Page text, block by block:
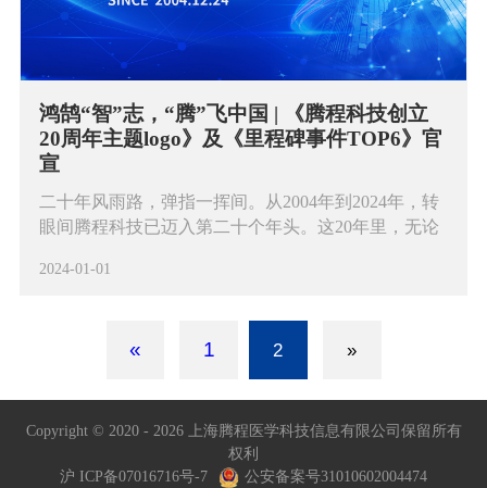
鸿鹄“智”志，“腾”飞中国 | 《腾程科技创立
20周年主题logo》及《里程碑事件TOP6》官
宣
二十年风雨路，弹指一挥间。从2004年到2024年，转
眼间腾程科技已迈入第二十个年头。这20年里，无论
怀赤诚投身于临床检验数字化领域，推动行业发展，
2024-01-01
« 1 2 »
Copyright © 2020 - 2026 上海腾程医学科技信息有限公司保留所有
权利
沪 ICP备07016716号-7
公安备案号31010602004474